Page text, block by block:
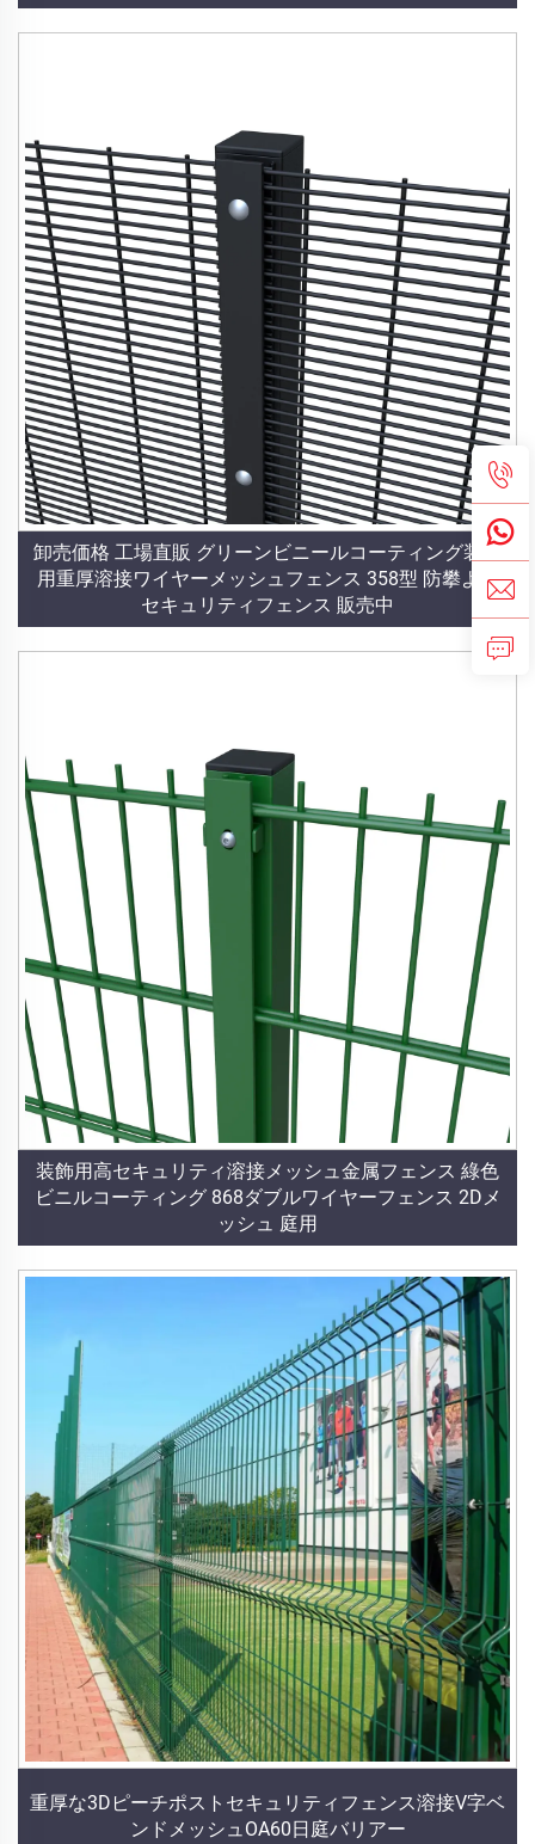
卸売価格 工場直販 グリーンビニールコーティング装飾
用重厚溶接ワイヤーメッシュフェンス 358型 防攀よじ
セキュリティフェンス 販売中
装飾用高セキュリティ溶接メッシュ金属フェンス 綠色
ビニルコーティング 868ダブルワイヤーフェンス 2Dメ
ッシュ 庭用
重厚な3Dピーチポストセキュリティフェンス溶接V字ベ
ンドメッシュOA60日庭バリアー